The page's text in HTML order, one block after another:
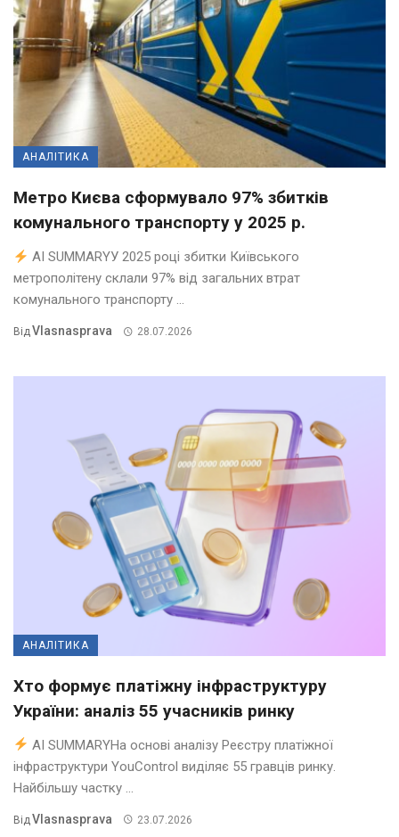
АНАЛІТИКА
Метро Києва сформувало 97% збитків
комунального транспорту у 2025 р.
AI SUMMARYУ 2025 році збитки Київського
метрополітену склали 97% від загальних втрат
комунального транспорту ...
ВідVlasnasprava 28.07.2026
АНАЛІТИКА
Хто формує платіжну інфраструктуру
України: аналіз 55 учасників ринку
AI SUMMARYНа основі аналізу Реєстру платіжної
інфраструктури YouControl виділяє 55 гравців ринку.
Найбільшу частку ...
Від Vlasnasprava 23.07.2026